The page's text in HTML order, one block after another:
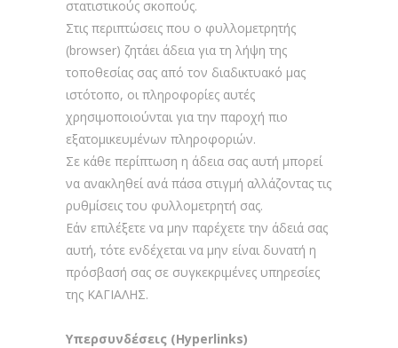
στατιστικούς σκοπούς.
Στις περιπτώσεις που ο φυλλομετρητής
(browser) ζητάει άδεια για τη λήψη της
τοποθεσίας σας από τον διαδικτυακό μας
ιστότοπο, οι πληροφορίες αυτές
χρησιμοποιούνται για την παροχή πιο
εξατομικευμένων πληροφοριών.
Σε κάθε περίπτωση η άδεια σας αυτή μπορεί
να ανακληθεί ανά πάσα στιγμή αλλάζοντας τις
ρυθμίσεις του φυλλομετρητή σας.
Εάν επιλέξετε να μην παρέχετε την άδειά σας
αυτή, τότε ενδέχεται να μην είναι δυνατή η
πρόσβασή σας σε συγκεκριμένες υπηρεσίες
της ΚΑΓΙΑΛΗΣ.
Υπερσυνδέσεις (Hyperlinks)